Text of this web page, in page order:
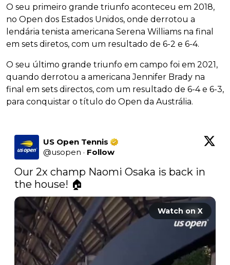
O seu primeiro grande triunfo aconteceu em 2018,
no Open dos Estados Unidos, onde derrotou a
lendária tenista americana Serena Williams na final
em sets diretos, com um resultado de 6-2 e 6-4.
O seu último grande triunfo em campo foi em 2021,
quando derrotou a americana Jennifer Brady na
final em sets directos, com um resultado de 6-4 e 6-3,
para conquistar o título do Open da Austrália.
US Open Tennis
@usopen · Follow
Our 2x champ Naomi Osaka is back in
the house! 🏠
Watch on X